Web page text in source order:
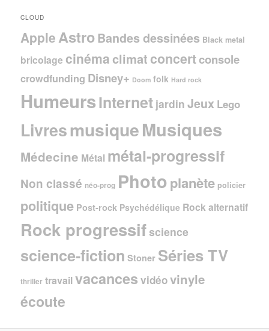
CLOUD
Apple AstroBandes dessinées Black metal
bricolage cinéma climat concertconsole
crowdfunding Disney+ Doom folk Hard rock
HumeursInternet jardin Jeux Lego
LivresmusiqueMusiques
Médecine Métal métal-progressif
Non classé néo-prog Photo planète policier
politique Post-rock Psychédélique Rock alternatif
Rock progressifscience
science-fiction Stoner Séries TV
thriller travail vacances vidéovinyle
écoute